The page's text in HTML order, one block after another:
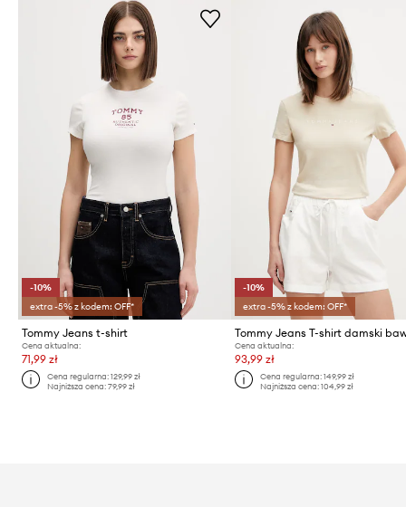
-10%
extra -5% z kodem: OFF*
Tommy Jeans t-shirt
Cena aktualna:
71,99 zł
Cena regularna:129,99 zł
Najniższa cena:79,99 zł
-10%
extra -5% z kodem: OFF*
Cena aktualna:
93,99 zł
Cena regularna: 149,99 zł
Najniższa cena: 104,99 zł